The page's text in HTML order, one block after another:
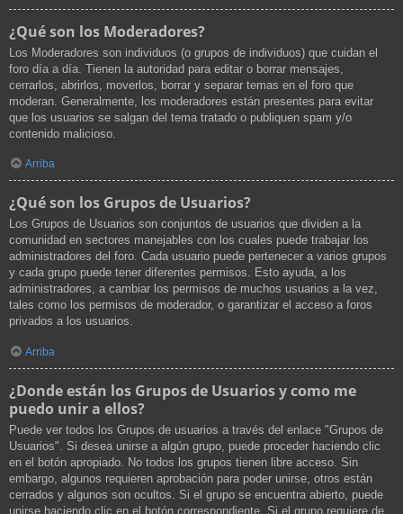
¿Qué son los Moderadores?
Los Moderadores son individuos (o grupos de individuos) que cuidan el
foro día a día. Tienen la autoridad para editar o borrar mensajes,
cerrarlos, abrirlos, moverlos, borrar y separar temas en el foro que
moderan. Generalmente, los moderadores están presentes para evitar
que los usuarios se salgan del tema tratado o publiquen spam y/o
contenido malicioso.
Arriba
¿Qué son los Grupos de Usuarios?
Los Grupos de Usuarios son conjuntos de usuarios que dividen a la
comunidad en sectores manejables con los cuales puede trabajar los
administradores del foro. Cada usuario puede pertenecer a varios grupos
y cada grupo puede tener diferentes permisos. Esto ayuda, a los
administradores, a cambiar los permisos de muchos usuarios a la vez,
tales como los permisos de moderador, o garantizar el acceso a foros
privados a los usuarios.
Arriba
¿Donde están los Grupos de Usuarios y como me
puedo unir a ellos?
Puede ver todos los Grupos de usuarios a través del enlace "Grupos de
Usuarios". Si desea unirse a algún grupo, puede proceder haciendo clic
en el botón apropiado. No todos los grupos tienen libre acceso. Sin
embargo, algunos requieren aprobación para poder unirse, otros están
cerrados y algunos son ocultos. Si el grupo se encuentra abierto, puede
unirse haciendo clic en el botón correspondiente. Si el grupo requiere de